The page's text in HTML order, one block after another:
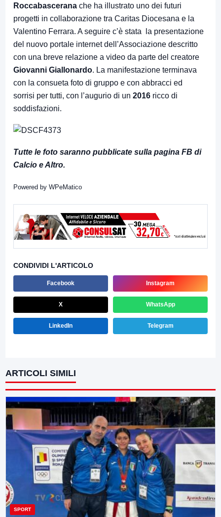
Roccabascerana che ha illustrato uno dei futuri
progetti in collaborazione tra Caritas Diocesana e la
Valentino Ferrara. A seguire c’è stata la presentazione
del nuovo portale internet dell’Associazione descritto
con una breve relazione a video da parte del creatore
Giovanni Giallonardo. La manifestazione terminava
con la consueta foto di gruppo e con abbracci ed
sorrisi per tutti, con l’augurio di un 2016 ricco di
soddisfazioni.
Tutte le foto saranno pubblicate sulla pagina FB di
Calcio e Altro.
Powered by WPeMatico
CONDIVIDI L'ARTICOLO
Facebook Instagram
X WhatsApp
LinkedIn Telegram
ARTICOLI SIMILI
SPORT